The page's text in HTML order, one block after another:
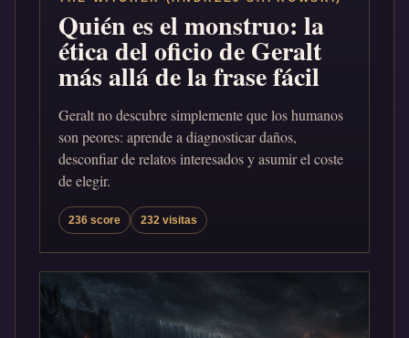
Quién es el monstruo: la
ética del oficio de Geralt
más allá de la frase fácil
Geralt no descubre simplemente que los humanos
son peores: aprende a diagnosticar daños,
desconfiar de relatos interesados y asumir el coste
de elegir.
236 score 232 visitas